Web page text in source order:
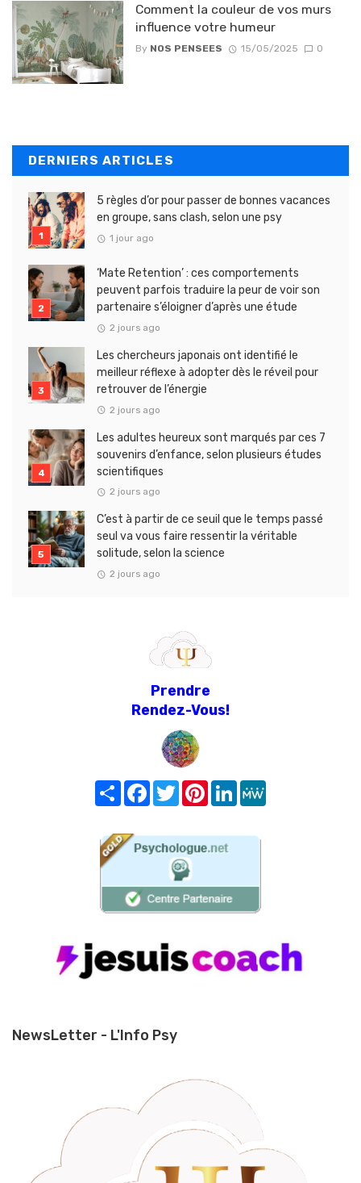
Comment la couleur de vos murs
influence votre humeur
By NOS PENSEES 15/05/2025 0
DERNIERS ARTICLES
5 règles d’or pour passer de bonnes vacances
en groupe, sans clash, selon une psy
1 jour ago
‘Mate Retention’ : ces comportements
peuvent parfois traduire la peur de voir son
partenaire s’éloigner d’après une étude
2 jours ago
Les chercheurs japonais ont identifié le
meilleur réflexe à adopter dès le réveil pour
retrouver de l’énergie
2 jours ago
Les adultes heureux sont marqués par ces 7
souvenirs d’enfance, selon plusieurs études
scientifiques
2 jours ago
C’est à partir de ce seuil que le temps passé
seul va vous faire ressentir la véritable
solitude, selon la science
2 jours ago
Prendre
Rendez-Vous!
Share FacebookTwitterPinterest
LinkedIn
NewsLetter - L'Info Psy